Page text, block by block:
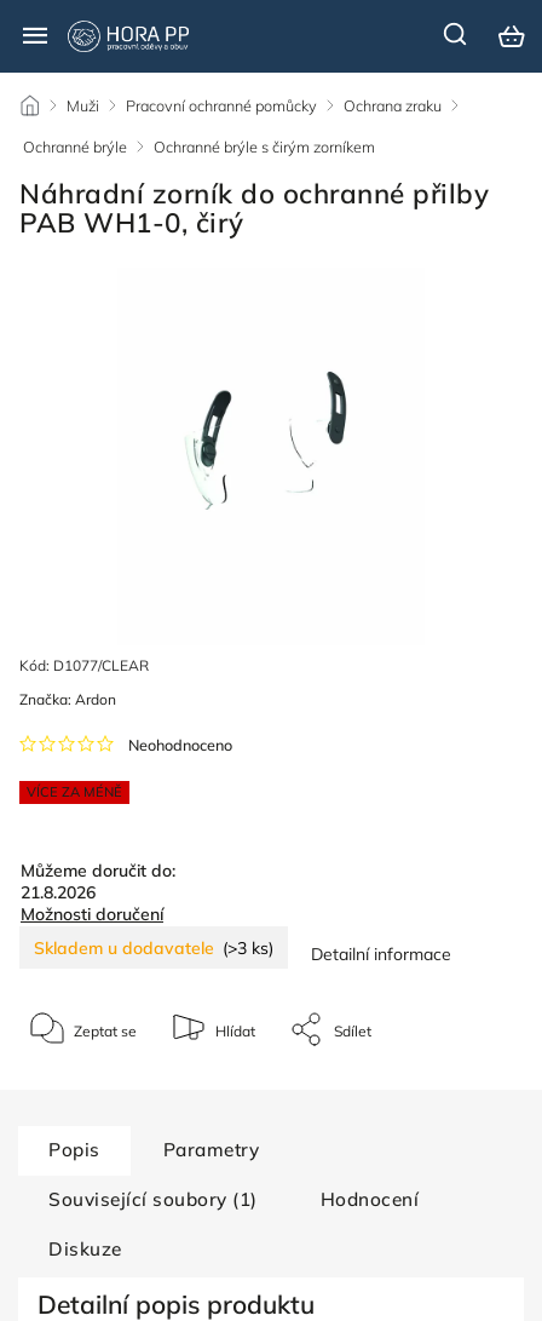
/ Muži / Pracovní ochranné pomůcky / Ochrana zraku /
Ochranné brýle / Ochranné brýle s čirým zorníkem
Náhradní zorník do ochranné přilby
PAB WH1-0, čirý
Kód: D1077/CLEAR
VÍCE ZA MÉNĚ
Neohodnoceno
Značka: Ardon
Můžeme doručit do:
21.8.2026
Možnosti doručení
Skladem u dodavatele (>3 ks) Detailní informace
Zeptat se Hlídat Sdílet
Popis Parametry
Související soubory (1) Hodnocení
Diskuze
Detailní popis produktu